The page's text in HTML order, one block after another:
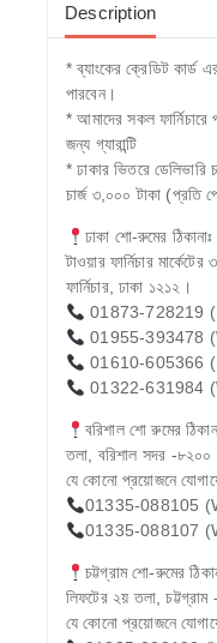
Description
* ব্যাংকের ক্রেডিট কার্ড
পারবেন।
* আমাদের সকল ফার্নিচারে
জন্য গ্যারান্টি
* ঢাকার ভিতরে ডেলিভারি
চার্জ ৩,০০০ টাকা (প্রতি
ঢাকা শো-রুমের
টাওয়ার ফার্নিচার
ফার্নিচার, ঢাকা ১২১২।
01873-728219
01955-393478
01610-605366
01322-631984
বরিশাল শো রুমের
তলা, বরিশাল সদর -
যে কোনো প্রয়োজনে
01335-088105
01335-088107
চট্টগ্রাম শো-রুমের
লিফটের ২য় তলা,
যে কোনো প্রয়োজনে